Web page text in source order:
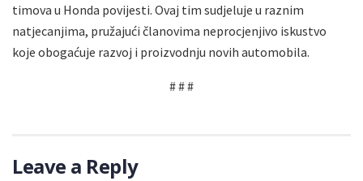
timova u Honda povijesti. Ovaj tim sudjeluje u raznim
natjecanjima, pružajući članovima neprocjenjivo iskustvo
koje obogaćuje razvoj i proizvodnju novih automobila.
# # #
Leave a Reply